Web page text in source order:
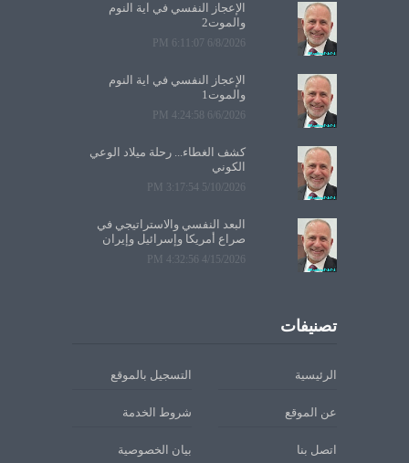
الإعجاز النفسي في آية النوم
والموت2
6/8/2026 6:11:07 PM
الإعجاز النفسي في آية النوم
والموت1
6/6/2026 4:24:58 PM
كشف الغطاء... رحلة ميلاد الوعي
الكوني
5/10/2026 3:17:54 PM
البعد النفسي والاستراتيجي في
صراع أمريكا وإسرائيل وإيران
4/15/2026 4:32:56 PM
تصنيفات
الرئيسية التسجيل بالموقع
عن الموقع شروط الخدمة
اتصل بنا بيان الخصوصية